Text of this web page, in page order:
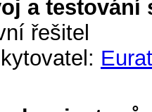
a testování
řešitel